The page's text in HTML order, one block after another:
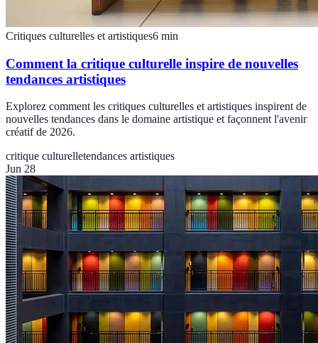
Critiques culturelles et artistiques6 min
Comment la critique culturelle inspire de nouvelles
tendances artistiques
Explorez comment les critiques culturelles et artistiques inspirent de
nouvelles tendances dans le domaine artistique et façonnent l'avenir
créatif de 2026.
critique culturelletendances artistiques
Jun 28